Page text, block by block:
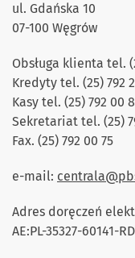
ul. Gdańska 10
07-100 Węgrów
Obsługa klienta tel.
Kredyty tel. (25) 792
Kasy tel. (25) 792 00
Sekretariat tel. (25)
Fax. (25) 792 00 75
e-mail:
Adres doręczeń
AE:PL-35327-60141-